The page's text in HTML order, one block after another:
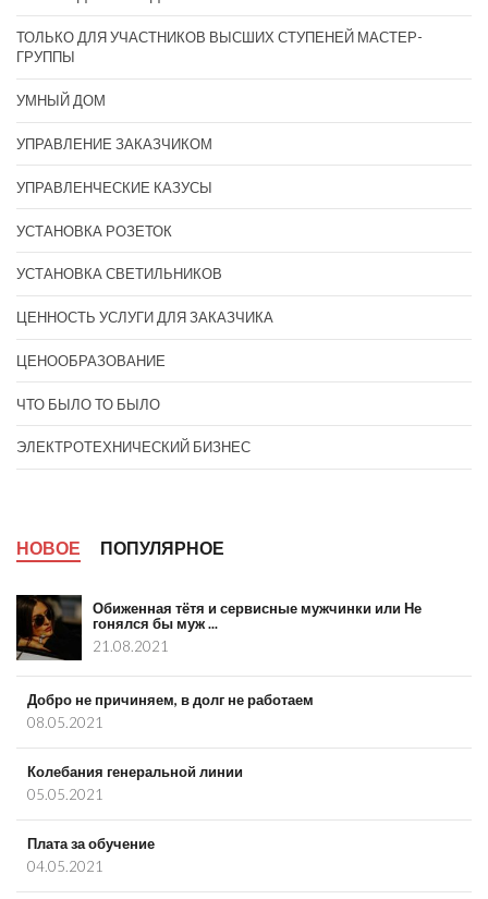
ТОЛЬКО ДЛЯ УЧАСТНИКОВ ВЫСШИХ СТУПЕНЕЙ МАСТЕР-
ГРУППЫ
УМНЫЙ ДОМ
УПРАВЛЕНИЕ ЗАКАЗЧИКОМ
УПРАВЛЕНЧЕСКИЕ КАЗУСЫ
УСТАНОВКА РОЗЕТОК
УСТАНОВКА СВЕТИЛЬНИКОВ
ЦЕННОСТЬ УСЛУГИ ДЛЯ ЗАКАЗЧИКА
ЦЕНООБРАЗОВАНИЕ
ЧТО БЫЛО ТО БЫЛО
ЭЛЕКТРОТЕХНИЧЕСКИЙ БИЗНЕС
НОВОЕ ПОПУЛЯРНОЕ
Обиженная тётя и сервисные мужчинки или Не
гонялся бы муж ...
21.08.2021
Добро не причиняем, в долг не работаем
08.05.2021
Колебания генеральной линии
05.05.2021
Плата за обучение
04.05.2021